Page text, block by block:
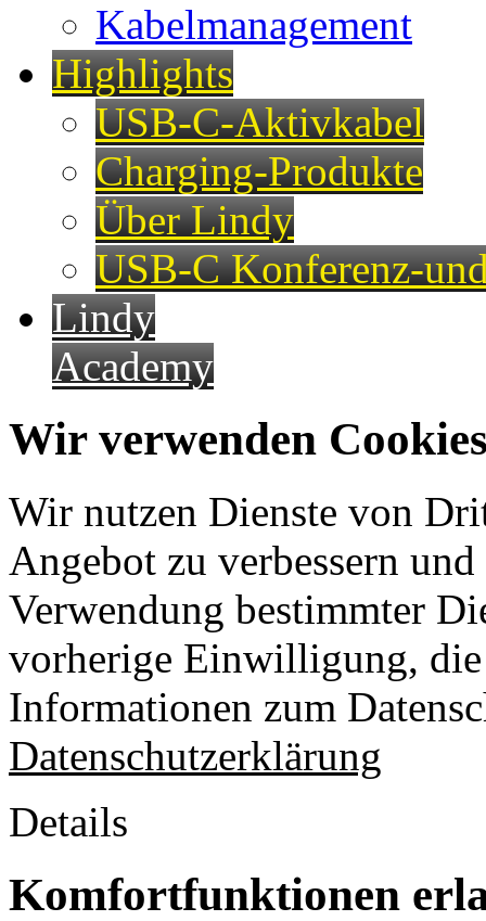
Kabelmanagement
Highlights
USB-C-Aktivkabel
Charging-Produkte
Über Lindy
USB-C Konferenz-
Lindy
Academy
Wir verwenden
Wir nutzen Dienste von
Angebot zu verbessern
Verwendung bestimmter
vorherige Einwilligung,
Informationen zum
Datenschutzerklärung
Details
Komfortfunktionen